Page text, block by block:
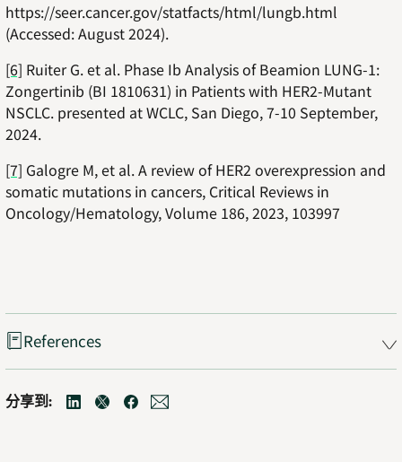
https://seer.cancer.gov/statfacts/html/lungb.html
(Accessed: August 2024).
[6] Ruiter G. et al. Phase Ib Analysis of Beamion LUNG-1:
Zongertinib (BI 1810631) in Patients with HER2-Mutant
NSCLC. presented at WCLC, San Diego, 7-10 September,
2024.
[7] Galogre M, et al. A review of HER2 overexpression and
somatic mutations in cancers, Critical Reviews in
Oncology/Hematology, Volume 186, 2023, 103997
References
分享到: linkedin
Openstwitter
Opensfacebook
Opens
mail
Opens